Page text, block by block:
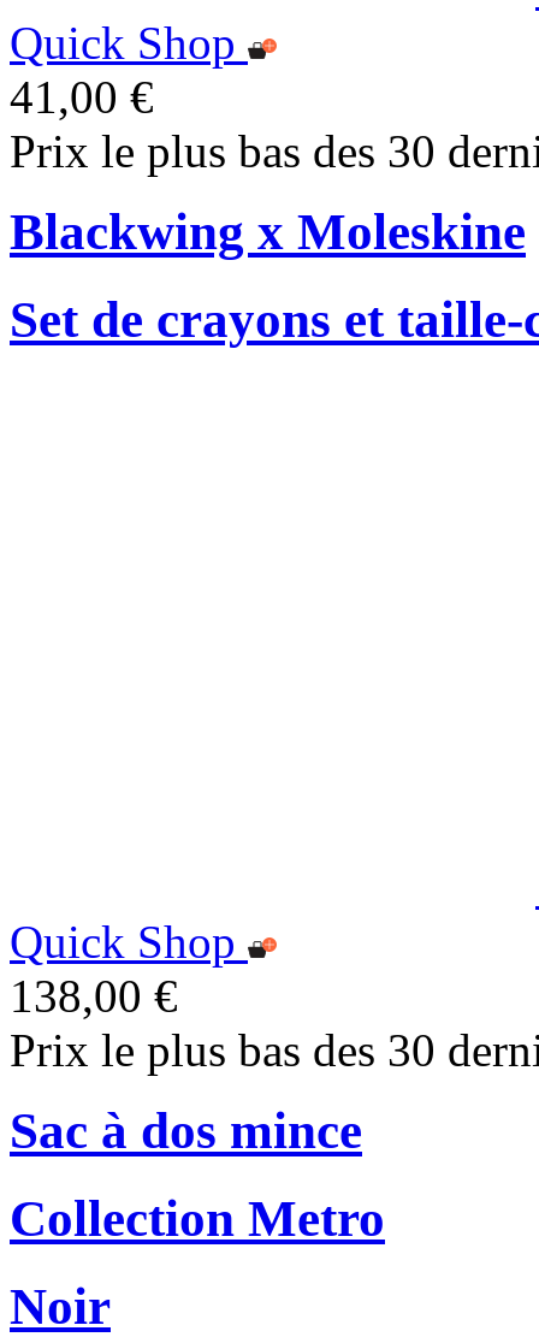
Quick Shop
41,00 €
Prix le plus bas des 30
Blackwing x Moleskine
Set de crayons et
Quick Shop
138,00 €
Prix le plus bas des 30
Sac à dos mince
Collection Metro
Noir